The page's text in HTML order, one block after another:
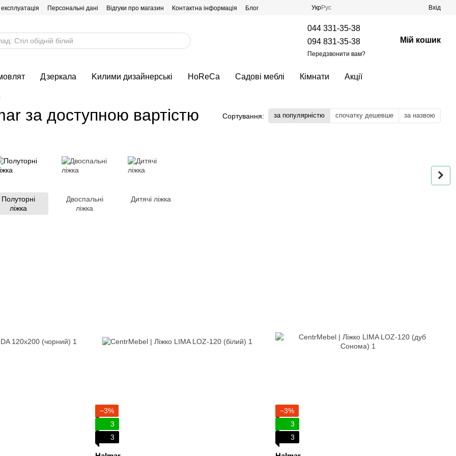
Персональні дані Відгуки про магазин Контактна інформація Блог УкрРус Вхід
044 331-35-38
094 831-35-38
Передзвонити вам?
Мій кошик
Дзеркала Kилими дизайнерські HoReCa Садові меблі Кімнати Акції
за доступною вартістю Сортування: за популярністю спочатку дешевше за назвою
Полуторні
ліжка
Двоспальні
ліжка
Дитячі ліжка
−3%
3
3
−3%
3
3